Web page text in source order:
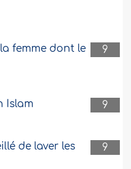
9
femme dont le
9
Islam
9
de laver les